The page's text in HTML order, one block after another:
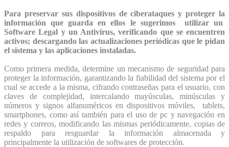
Para preservar sus dispositivos de ciberataques y proteger la
información que guarda en ellos le sugerimos utilizar un
Software Legal y un Antivirus, verificando que se encuentren
activos; descargando las actualizaciones periódicas que le pidan
el sistema y las aplicaciones instaladas.
Como primera medida, determine un mecanismo de seguridad para
proteger la información, garantizando la fiabilidad del sistema por el
cual se accede a la misma, cifrando contraseñas para el usuario, con
claves de complejidad, intercalando mayúsculas, minúsculas y
números y signos alfanuméricos en dispositivos móviles, tablets,
smartphones, como así también para el uso de pc y navegación en
redes y correos, modificando las mismas periódicamente, copias de
respaldo para resguardar la información almacenada y
principalmente la utilización de softwares de protección.